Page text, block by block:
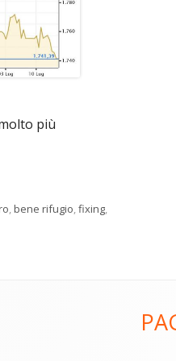
più
,bene rifugio,fixing,